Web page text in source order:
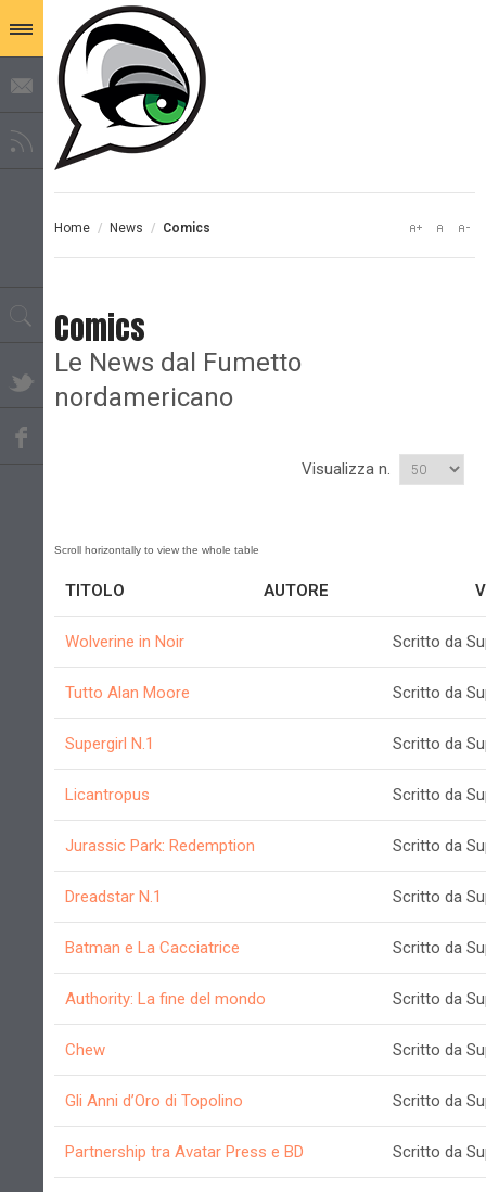
Home / News / Comics
Comics
Le News dal Fumetto
nordamericano
Visualizza n.
TITOLO AUTORE
Wolverine in Noir Scritto da
Tutto Alan Moore Scritto da
Supergirl N.1 Scritto da
Licantropus Scritto da
Jurassic Park: Redemption Scritto da
Dreadstar N.1 Scritto da
Batman e La Cacciatrice Scritto da
Authority: La fine del mondo Scritto da
Chew Scritto da
Gli Anni d’Oro di Topolino Scritto da
Partnership tra Avatar Press e BD Scritto da